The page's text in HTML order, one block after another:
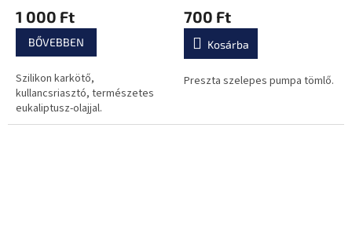
1 000 Ft
BŐVEBBEN
Szilikon karkötő,
kullancsriasztó, természetes
eukaliptusz-olajjal.
700 Ft
Kosárba
Preszta szelepes pumpa tömlő.